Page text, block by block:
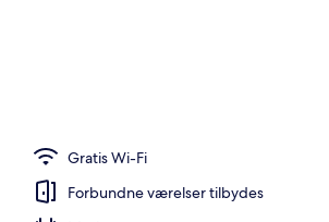
Gratis Wi-Fi
Forbundne værelser tilbydes